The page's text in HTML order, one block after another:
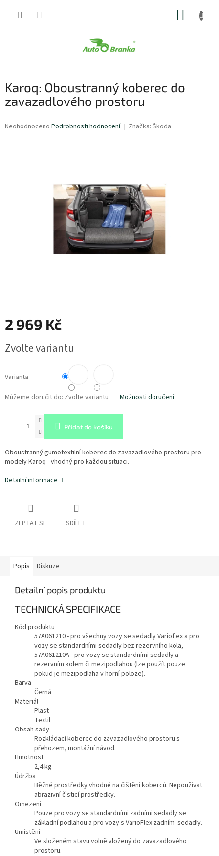
Karoq: Oboustranný koberec do
zavazadlového prostoru
Průměrné
Neohodnoceno Podrobnosti hodnocení Značka: Škoda
2 969 Kč
cena:
Zvolte variantu
Varianta
Můžeme doručit do: Zvolte variantu Možnosti doručení
Přidat do košíku
Oboustranný gumotextilní koberec do zavazadlového prostoru pro
modely Karoq - vhodný pro každou situaci.
Detailní informace
ZEPTAT SE SDÍLET
Popis Diskuze
Detailní popis produktu
TECHNICKÁ SPECIFIKACE
Kód produktu
57A061210 - pro všechny vozy se sedadly Varioflex a pro
vozy se standardními sedadly bez rezervního kola,
57A061210A - pro vozy se standardními sedadly a
rezervním kolem či mezipodlahou (lze použít pouze
pokud je mezipodlaha v horní poloze).
Barva
Černá
Materiál
Plast
Textil
Obsah sady
Rozkládací koberec do zavazadlového prostoru s
přehozem, montážní návod.
Hmotnost
2,4kg
Údržba
Běžné prostředky vhodné na čištění koberců. Nepoužívat
abrazivní čisticí prostředky.
Omezení
Pouze pro vozy se standardními zadními sedadly se
základní podlahou a pro vozy s VarioFlex zadními sedadly.
Umístění
Ve složeném stavu volně vložený do zavazadlového
prostoru.